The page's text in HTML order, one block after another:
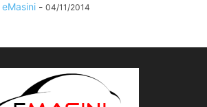
eMasini - 04/11/2014